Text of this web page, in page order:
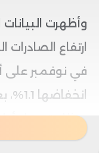
وأظهرت
في نوفمبر على
وبذلك تسجل أول